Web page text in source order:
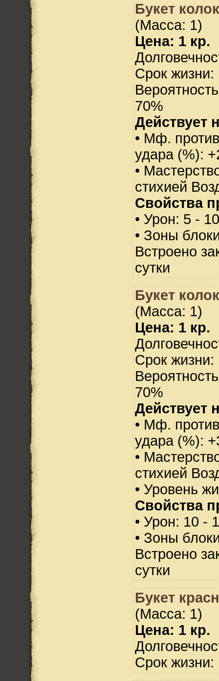
Букет
(Масса: 1)
Цена: 1 кр.
Срок жизни:
70%
Действует
• Мф.
удара (%):
•
стихией
Свойства
• Урон: 5 - 10
• Зоны
Встроено
сутки
Букет
(Масса: 1)
Цена: 1 кр.
Срок жизни:
70%
Действует
• Мф.
удара (%):
•
стихией
• Уровень
Свойства
• Урон: 10 -
• Зоны
Встроено
сутки
Букет
(Масса: 1)
Цена: 1 кр.
Срок жизни: